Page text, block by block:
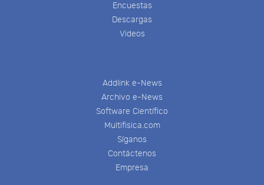
Encuestas
Descargas
Videos
Addlink e-News
Archivo e-News
Software Científico
Multifisica.com
Síganos
Contáctenos
Empresa